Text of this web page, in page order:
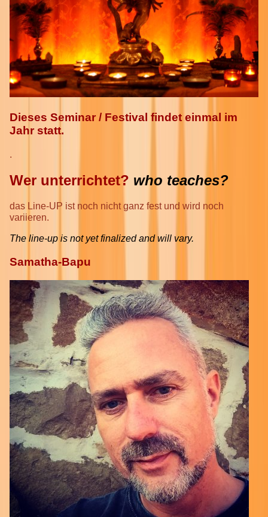
Dieses Seminar / Festival findet einmal im
Jahr statt.
.
Wer unterrichtet? who teaches?
das Line-UP ist noch nicht ganz fest und wird noch
variieren.
The line-up is not yet finalized and will vary.
Samatha-Bapu